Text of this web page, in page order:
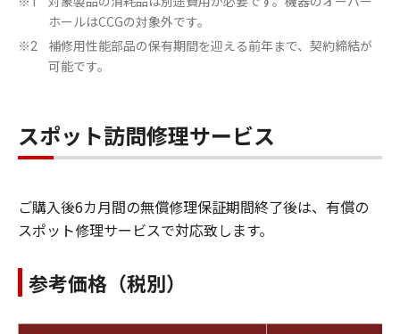
ホールはCCGの対象外です。
※2
補修用性能部品の保有期間を迎える前年まで、契約締結が
可能です。
スポット訪問修理サービス
ご購入後6カ月間の無償修理保証期間終了後は、有償の
スポット修理サービスで対応致します。
参考価格（税別）